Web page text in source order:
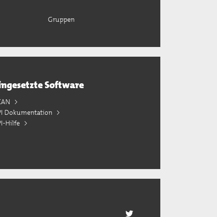
Gruppen
Software
Dokumentation
Hilfe